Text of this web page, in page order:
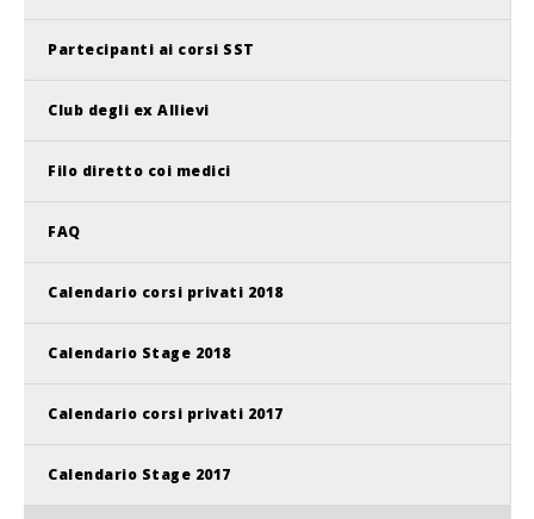
Partecipanti ai corsi SST
Club degli ex Allievi
Filo diretto coi medici
FAQ
Calendario corsi privati 2018
Calendario Stage 2018
Calendario corsi privati 2017
Calendario Stage 2017